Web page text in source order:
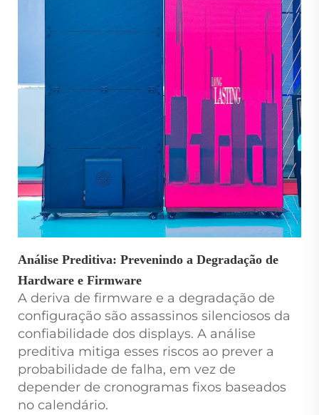
Análise Preditiva: Prevenindo a Degradação de
Hardware e Firmware
A deriva de firmware e a degradação de
configuração são assassinos silenciosos da
confiabilidade dos displays. A análise
preditiva mitiga esses riscos ao prever a
probabilidade de falha, em vez de
depender de cronogramas fixos baseados
no calendário.